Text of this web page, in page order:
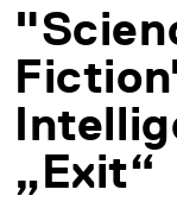
„Exit“